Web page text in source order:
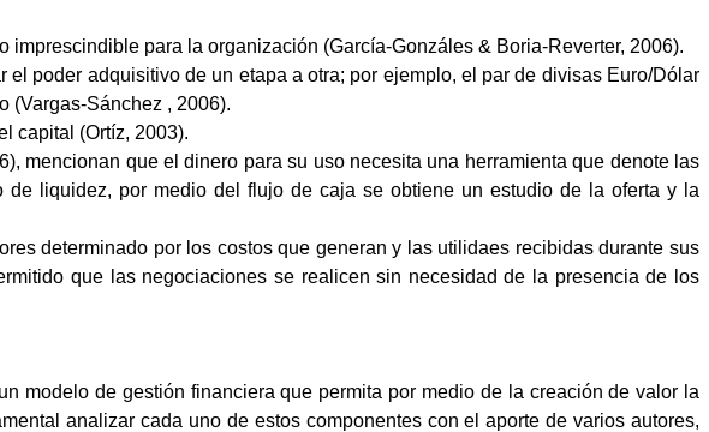
para la organización (García-Gonzáles & Boria-Reverter, 2006).
poder adquisitivo de un etapa a otra; por ejemplo, el par de divisas Euro/Dólar
(Vargas-Sánchez , 2006).
capital (Ortíz, 2003).
mencionan que el dinero para su uso necesita una herramienta que denote las
liquidez, por medio del flujo de caja se obtiene un estudio de la oferta y la
determinado por los costos que generan y las utilidaes recibidas durante sus
que las negociaciones se realicen sin necesidad de la presencia de los
modelo de gestión financiera que permita por medio de la creación de valor la
analizar cada uno de estos componentes con el aporte de varios autores,